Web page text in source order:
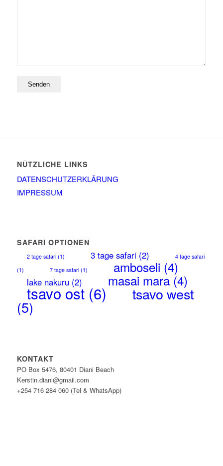
NÜTZLICHE LINKS
DATENSCHUTZERKLÄRUNG
IMPRESSUM
SAFARI OPTIONEN
2 tage safari(1) 3 tage safari (2)
4 tage safari
(1)
7 tage safari(1) amboseli (4)
lake nakuru (2) masai mara(4)
tsavo ost(6) tsavo west
(5)
KONTAKT
PO Box 5476, 80401 Diani Beach
Kerstin.diani@gmail.com
+254 716 284 060 (Tel & WhatsApp)